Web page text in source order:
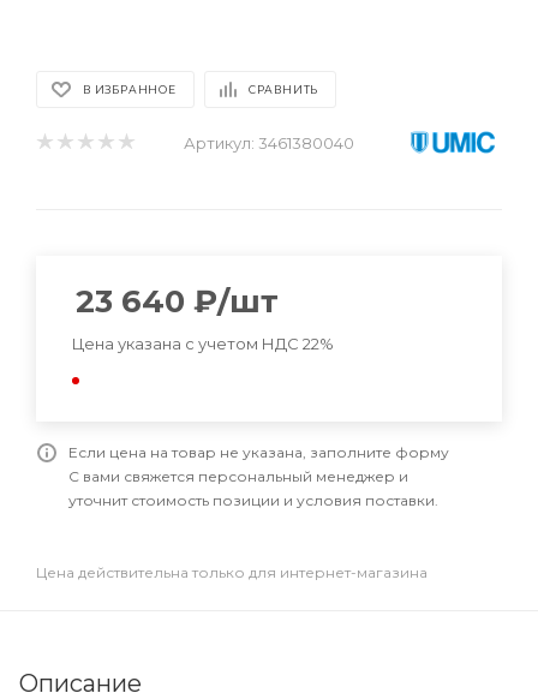
В ИЗБРАННОЕ СРАВНИТЬ
Артикул: 3461380040
23 640 ₽/шт
Цена указана с учетом НДС 22%
Если цена на товар не указана, заполните форму
С вами свяжется персональный менеджер и
уточнит стоимость позиции и условия поставки.
Цена действительна только для интернет-магазина
Описание